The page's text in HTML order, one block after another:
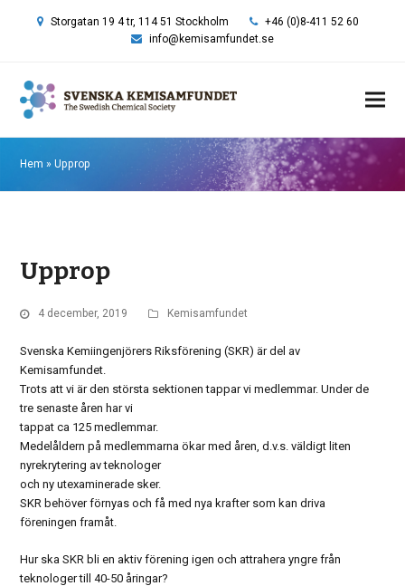
Storgatan 19 4 tr, 114 51 Stockholm
+46 (0)8-411 52 60
info@kemisamfundet.se
Hem »Upprop
Upprop
4 december, 2019 Kemisamfundet
Svenska Kemiingenjörers Riksförening (SKR) är del av
Kemisamfundet.
Trots att vi är den största sektionen tappar vi medlemmar. Under de
tre senaste åren har vi
tappat ca 125 medlemmar.
Medelåldern på medlemmarna ökar med åren, d.v.s. väldigt liten
nyrekrytering av teknologer
och ny utexaminerade sker.
SKR behöver förnyas och få med nya krafter som kan driva
föreningen framåt.
Hur ska SKR bli en aktiv förening igen och attrahera yngre från
teknologer till 40-50 åringar?